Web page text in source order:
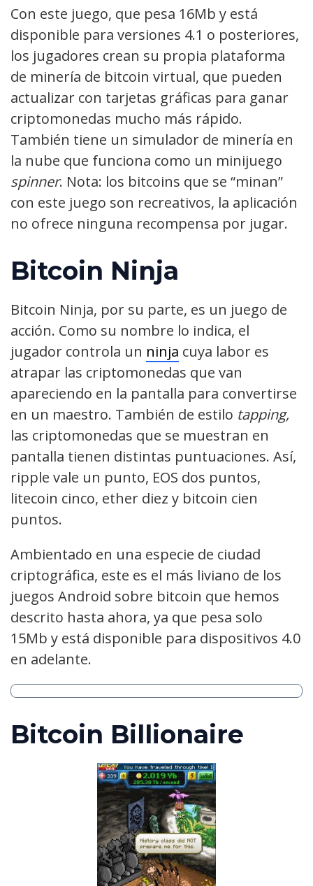
Con este juego, que pesa 16Mb y está
disponible para versiones 4.1 o posteriores,
los jugadores crean su propia plataforma
de minería de bitcoin virtual, que pueden
actualizar con tarjetas gráficas para ganar
criptomonedas mucho más rápido.
También tiene un simulador de minería en
la nube que funciona como un minijuego
spinner. Nota: los bitcoins que se “minan”
con este juego son recreativos, la aplicación
no ofrece ninguna recompensa por jugar.
Bitcoin Ninja
Bitcoin Ninja, por su parte, es un juego de
acción. Como su nombre lo indica, el
jugador controla un ninja cuya labor es
atrapar las criptomonedas que van
apareciendo en la pantalla para convertirse
en un maestro. También de estilo tapping,
las criptomonedas que se muestran en
pantalla tienen distintas puntuaciones. Así,
ripple vale un punto, EOS dos puntos,
litecoin cinco, ether diez y bitcoin cien
puntos.
Ambientado en una especie de ciudad
criptográfica, este es el más liviano de los
juegos Android sobre bitcoin que hemos
descrito hasta ahora, ya que pesa solo
15Mb y está disponible para dispositivos 4.0
en adelante.
Bitcoin Billionaire